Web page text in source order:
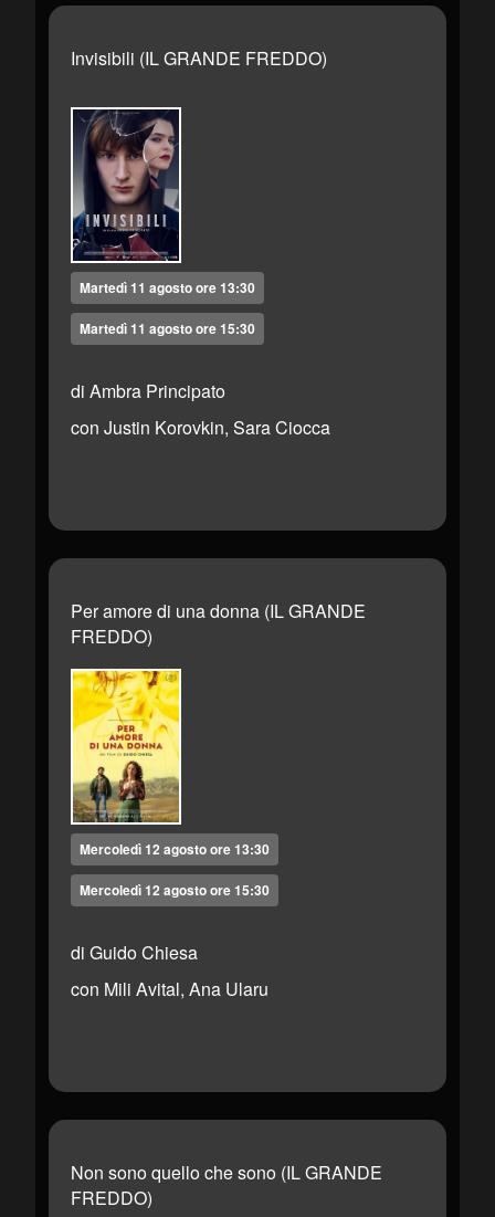
Invisibili (IL GRANDE FREDDO)
Martedì 11 agosto ore 13:30
Martedì 11 agosto ore 15:30
di Ambra Principato
con Justin Korovkin, Sara Ciocca
Per amore di una donna (IL GRANDE
FREDDO)
Mercoledì 12 agosto ore 13:30
Mercoledì 12 agosto ore 15:30
di Guido Chiesa
con Mili Avital, Ana Ularu
Non sono quello che sono (IL GRANDE
FREDDO)